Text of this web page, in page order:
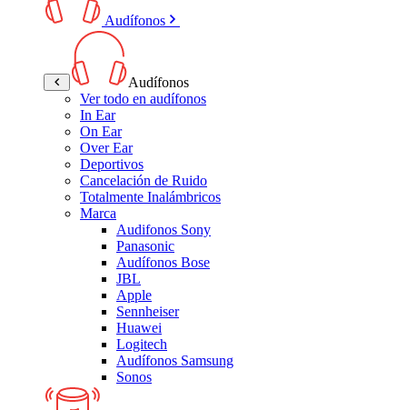
Audífonos
Audífonos
Ver todo en audífonos
In Ear
On Ear
Over Ear
Deportivos
Cancelación de Ruido
Totalmente Inalámbricos
Marca
Audifonos Sony
Panasonic
Audífonos Bose
JBL
Apple
Sennheiser
Huawei
Logitech
Audífonos Samsung
Sonos